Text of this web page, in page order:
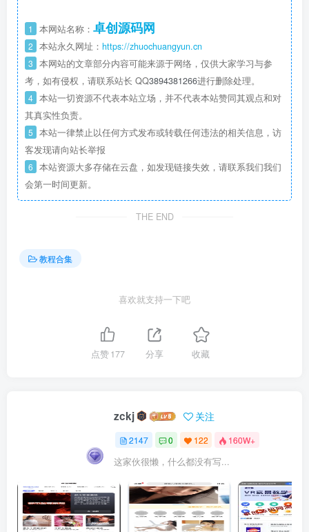
1 本网站名称： 卓创源码网
2 本站永久网址： https://zhuochuangyun.cn
3 本网站的文章部分内容可能来源于网络，仅供大家学习与参
考，如有侵权，请联系站长 QQ3894381266进行删除处理。
4 本站一切资源不代表本站立场，并不代表本站赞同其观点和对
其真实性负责。
5 本站一律禁止以任何方式发布或转载任何违法的相关信息，访
客发现请向站长举报
6 本站资源大多存储在云盘，如发现链接失效，请联系我们我们
会第一时间更新。
THE END
教程合集
喜欢就支持一下吧
点赞177 分享 收藏
zckj 关注
2147 0 122 160W+
这家伙很懒，什么都没有写...